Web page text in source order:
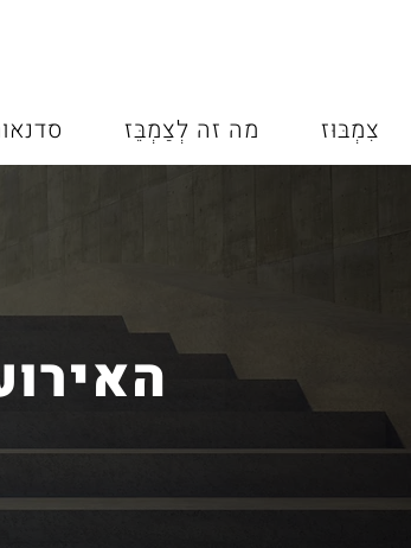
מה זה לְצַמְבֵּז צִמְבּוּז